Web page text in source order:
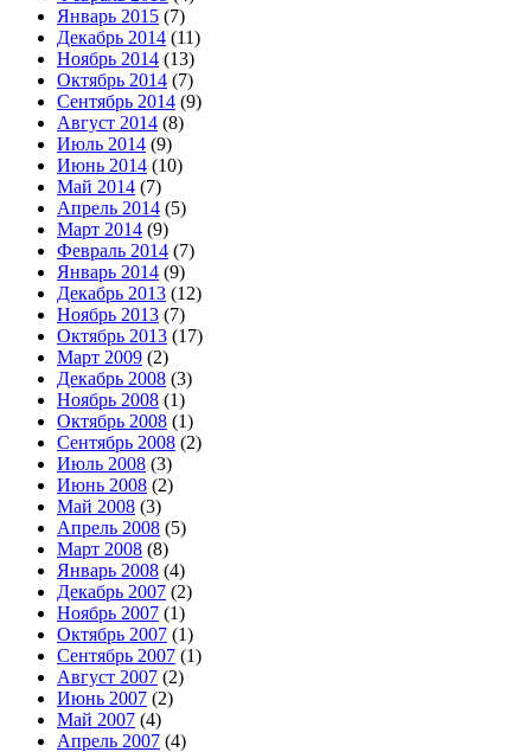
Январь 2015 (7)
Декабрь 2014 (11)
Ноябрь 2014 (13)
Октябрь 2014 (7)
Сентябрь 2014 (9)
Август 2014 (8)
Июль 2014 (9)
Июнь 2014 (10)
Май 2014 (7)
Апрель 2014 (5)
Март 2014 (9)
Февраль 2014 (7)
Январь 2014 (9)
Декабрь 2013 (12)
Ноябрь 2013 (7)
Октябрь 2013 (17)
Март 2009 (2)
Декабрь 2008 (3)
Ноябрь 2008 (1)
Октябрь 2008 (1)
Сентябрь 2008 (2)
Июль 2008 (3)
Июнь 2008 (2)
Май 2008 (3)
Апрель 2008 (5)
Март 2008 (8)
Январь 2008 (4)
Декабрь 2007 (2)
Ноябрь 2007 (1)
Октябрь 2007 (1)
Сентябрь 2007 (1)
Август 2007 (2)
Июнь 2007 (2)
Май 2007 (4)
Апрель 2007 (4)